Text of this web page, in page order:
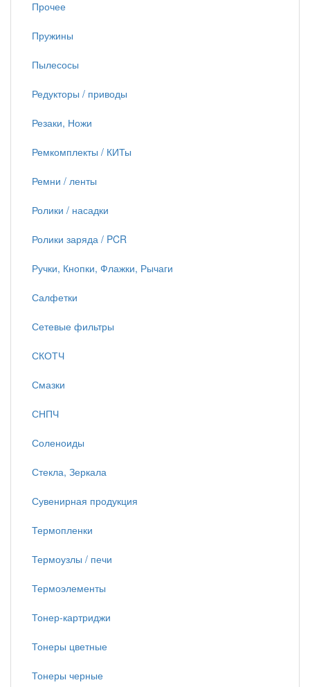
Прочее
Пружины
Пылесосы
Редукторы / приводы
Резаки, Ножи
Ремкомплекты / КИТы
Ремни / ленты
Ролики / насадки
Ролики заряда / PCR
Ручки, Кнопки, Флажки, Рычаги
Салфетки
Сетевые фильтры
СКОТЧ
Смазки
СНПЧ
Соленоиды
Стекла, Зеркала
Сувенирная продукция
Термопленки
Термоузлы / печи
Термоэлементы
Тонер-картриджи
Тонеры цветные
Тонеры черные